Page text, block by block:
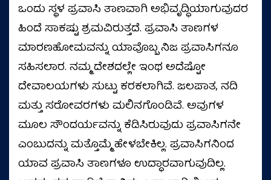
ಒಂದು ಸ್ಥಳ ಪ್ರವಾಸಿ ತಾಣವಾಗಿ ಅಭಿವೃದ್ಧಿಯಾಗುವುದರ
ಹಿಂದೆ ಸಾಕಷ್ಟು ಶ್ರಮವಿರುತ್ತದೆ. ಪ್ರವಾಸಿ ತಾಣಗಳ
ಮಾರಣಹೋಮವನ್ನು ಯಾವೊಬ್ಬ ನಿಜ ಪ್ರವಾಸಿಗನೂ
ಸಹಿಸಲಾರ. ನಮ್ಮ ದೇಶದಲ್ಲೇ ಇಂಥ ಅದೆಷ್ಟೋ
ದೇವಾಲಯಗಳು ಸುಟ್ಟು ಕರಕಲಾಗಿವೆ. ಜಲಪಾತ, ನದಿ
ಮತ್ತು ಸರೋವರಗಳು ಮಲಿನಗೊಂಡಿವೆ. ಅವುಗಳ
ಮೂಲ ಸೌಂದರ್ಯವನ್ನು ಕೆಡಿಸಿರುವುದು ಪ್ರವಾಸಿಗನೇ
ಎಂಬುದನ್ನು ಮತ್ತೊಮ್ಮೆ ಹೇಳಬೇಕಿಲ್ಲ. ಪ್ರವಾಸಿಗನಿಂದ
ಯಾವ ಪ್ರವಾಸಿ ತಾಣಗಳೂ ಉದ್ಧಾರವಾಗುವುದಿಲ್ಲ.